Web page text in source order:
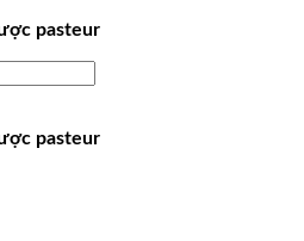
pasteur
pasteur